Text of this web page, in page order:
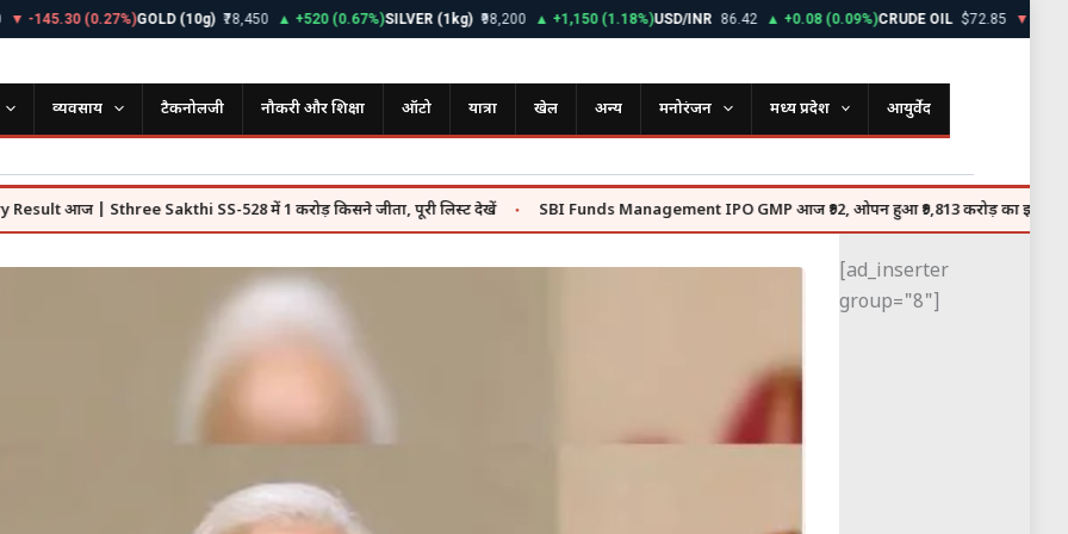
(0.27%)GOLD (10g) ₹78,450 ▲ +520 (0.67%)SILVER (1kg) ₹98,200 ▲ +1,150 (1.18%)USD/INR 86.42 ▲ +0.08 (0.09%)CRUDE OIL $72.85 ▼ -0.45
व्यवसाय टैकनोलजी नौकरी और शिक्षा ऑटो यात्रा खेल अन्य मनोरंजन मध्य प्रदेश आयुर्वेद
| Sthree Sakthi SS-528 में 1 करोड़ किसने जीता, पूरी लिस्ट देखें ● SBI Funds Management IPO GMP आज ₹92, ओपन हुआ ₹9,813 करोड़ का इश्यू ●
[ad_inserter
group="8"]